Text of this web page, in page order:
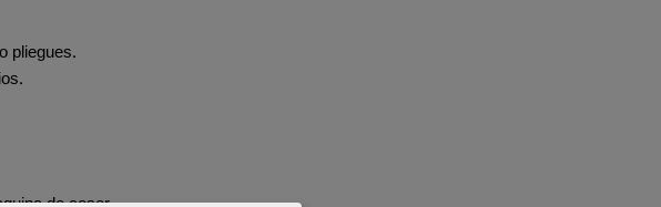
pliegues.